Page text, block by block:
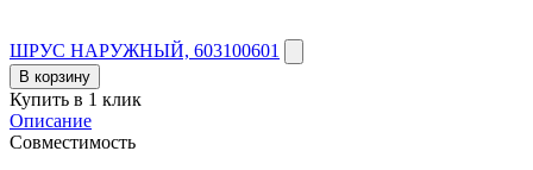
ШРУС НАРУЖНЫЙ, 603100601
В корзину
Купить в 1 клик
Описание
Совместимость